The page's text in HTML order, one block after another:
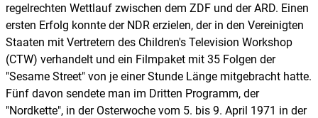
regelrechten Wettlauf zwischen dem ZDF und der ARD. Einen
ersten Erfolg konnte der NDR erzielen, der in den Vereinigten
Staaten mit Vertretern des Children's Television Workshop
(CTW) verhandelt und ein Filmpaket mit 35 Folgen der
"Sesame Street" von je einer Stunde Länge mitgebracht hatte.
Fünf davon sendete man im Dritten Programm, der
"Nordkette", in der Osterwoche vom 5. bis 9. April 1971 in der